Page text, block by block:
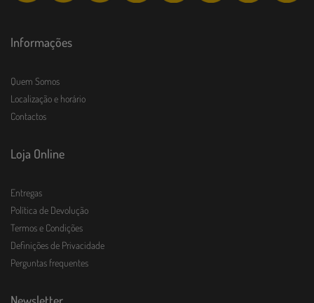
Informações
Quem Somos
Localização e horário
Contactos
Loja Online
Entregas
Política de Devolução
Termos e Condições
Definições de Privacidade
Perguntas frequentes